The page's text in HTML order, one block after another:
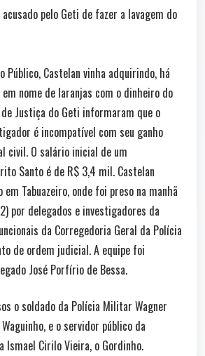
pelo Geti de fazer a lavagem do
Público, Castelan vinha adquirindo, há
nome de laranjas com o dinheiro do
Justiça do Geti informaram que o
é incompatível com seu ganho
civil. O salário inicial de um
Santo é de R$ 3,4 mil. Castelan
em Tabuazeiro, onde foi preso na manhã
por delegados e investigadores da
da Corregedoria Geral da Polícia
de ordem judicial. A equipe foi
José Porfírio de Bessa.
o soldado da Polícia Militar Wagner
e o servidor público da
Cirilo Vieira, o Gordinho.